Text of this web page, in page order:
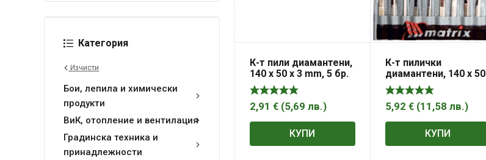
Категория
Изчисти
Бои, лепила и химически
продукти
ВиК, отопление и вентилация
Градинска техника и
принадлежности
К-т пили диамантени,
140 х 50 х 3 mm, 5 бр.
MTX
2,91 € (5,69 лв.)
КУПИ
К-т пилички
диамантени, 140 х 50
х 3 mm, 10 бр. MTX
5,92 € (11,58 лв.)
КУПИ